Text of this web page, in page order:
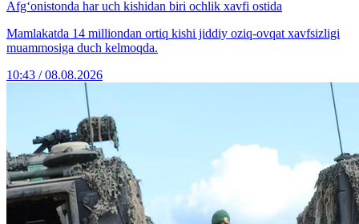
Afg‘onistonda har uch kishidan biri ochlik xavfi ostida
Mamlakatda 14 milliondan ortiq kishi jiddiy oziq-ovqat xavfsizligi
muammosiga duch kelmoqda.
10:43 / 08.08.2026